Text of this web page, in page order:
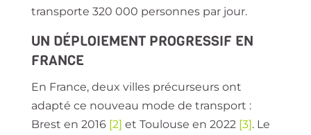
transporte 320 000 personnes par jour.
UN DÉPLOIEMENT PROGRESSIF EN
FRANCE
En France, deux villes précurseurs ont
adapté ce nouveau mode de transport :
Brest en 2016 [2] et Toulouse en 2022 [3]. Le